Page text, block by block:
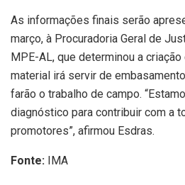
As informações finais serão
março, à Procuradoria Geral de
MPE-AL, que determinou a
material irá servir de
farão o trabalho de campo.
diagnóstico para contribuir com a
promotores”, afirmou Esdras.
Fonte: IMA